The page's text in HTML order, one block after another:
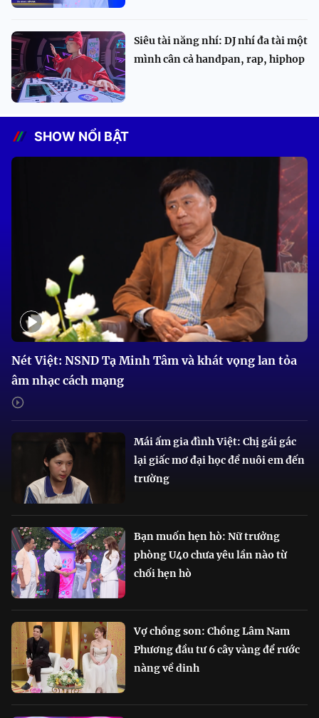
Siêu tài năng nhí: DJ nhí đa tài một
mình cân cả handpan, rap, hiphop
SHOW NỔI BẬT
Nét Việt: NSND Tạ Minh Tâm và khát vọng lan tỏa
âm nhạc cách mạng
Mái ấm gia đình Việt: Chị gái gác
lại giấc mơ đại học để nuôi em đến
trường
Bạn muốn hẹn hò: Nữ trưởng
phòng U40 chưa yêu lần nào từ
chối hẹn hò
Vợ chồng son: Chồng Lâm Nam
Phương đầu tư 6 cây vàng để rước
nàng về dinh